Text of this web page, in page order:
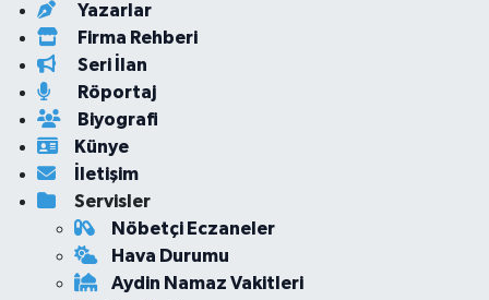
Yazarlar
Firma Rehberi
Seri İlan
Röportaj
Biyografi
Künye
İletişim
Servisler
Nöbetçi Eczaneler
Hava Durumu
Aydin Namaz Vakitleri